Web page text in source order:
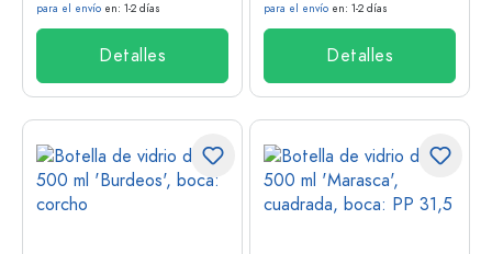
para el envío en: 1-2 días
Detalles
para el envío en: 1-2 días
Detalles